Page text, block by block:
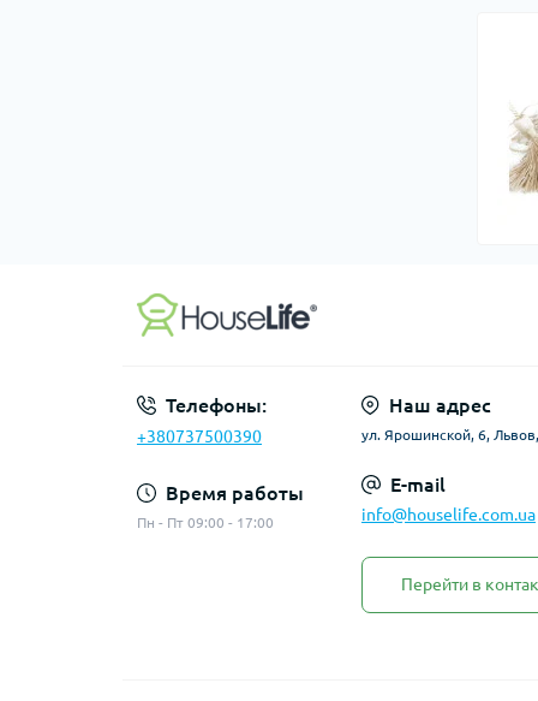
Телефоны:
+380737500390
Время работы
Пн - Пт 09:00 - 17:00
Наш адрес
ул. Ярошинской, 6,
E-mail
info@houselife.com.ua
Перейти в